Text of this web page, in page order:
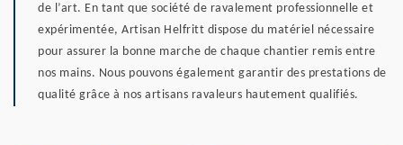
de l’art. En tant que société de ravalement professionnelle et
expérimentée, Artisan Helfritt dispose du matériel nécessaire
pour assurer la bonne marche de chaque chantier remis entre
nos mains. Nous pouvons également garantir des prestations de
qualité grâce à nos artisans ravaleurs hautement qualifiés.